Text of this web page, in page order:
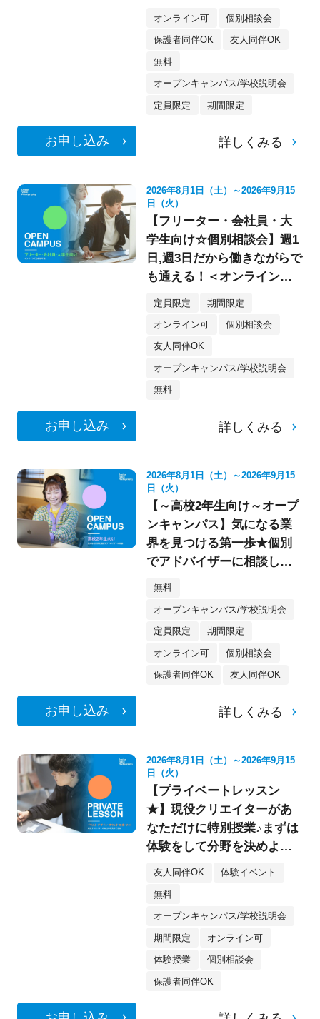
オンライン可 個別相談会
保護者同伴OK 友人同伴OK
無料
オープンキャンパス/学校説明会
定員限定 期間限定
お申し込み 詳しくみる
2026年8月1日（土）～2026年9月15
日（火）
【フリーター・会社員・大
学生向け☆個別相談会】週1
日,週3日だから働きながらで
も通える！＜オンライン参
加もOK★＞
定員限定 期間限定
オンライン可 個別相談会
友人同伴OK
オープンキャンパス/学校説明会
無料
お申し込み 詳しくみる
2026年8月1日（土）～2026年9月15
日（火）
【～高校2年生向け～オープ
ンキャンパス】気になる業
界を見つける第一歩★個別
でアドバイザーに相談して
みよう！
無料
オープンキャンパス/学校説明会
定員限定 期間限定
オンライン可 個別相談会
保護者同伴OK 友人同伴OK
お申し込み 詳しくみる
2026年8月1日（土）～2026年9月15
日（火）
【プライベートレッスン
★】現役クリエイターがあ
なただけに特別授業♪まずは
体験をして分野を決めよ
う！《デザイン・イラス
友人同伴OK 体験イベント
無料
オープンキャンパス/学校説明会
期間限定 オンライン可
体験授業 個別相談会
保護者同伴OK